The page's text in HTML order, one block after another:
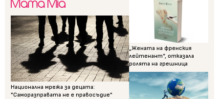
Национална мрежа за децата:
"Саморазправата не е правосъдие"
„Жената на френския
лейтенант“, отказала
ролята на грешница